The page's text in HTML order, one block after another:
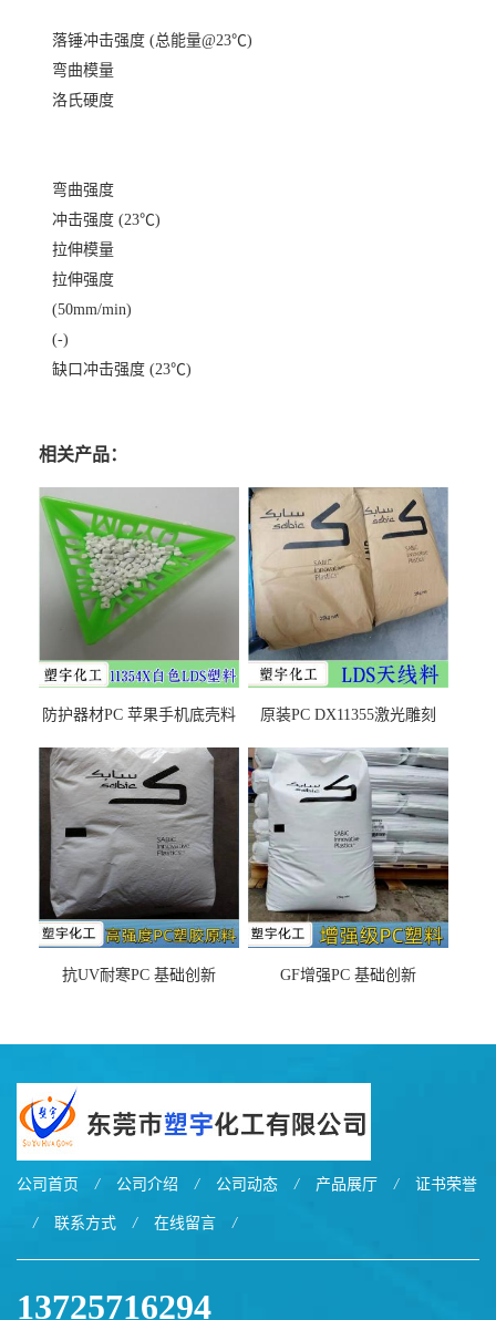
落锤冲击强度 (总能量@23℃)
弯曲模量
洛氏硬度
弯曲强度
冲击强度 (23℃)
拉伸模量
拉伸强度
(50mm/min)
(-)
缺口冲击强度 (23℃)
相关产品：
防护器材PC 苹果手机底壳料
之忧
原装PC DX11355激光雕刻
抗UV耐寒PC 基础创新
GF增强PC 基础创新
公司首页 / 公司介绍 / 公司动态 / 产品展厅 / 证书荣誉
/ 联系方式 / 在线留言 /
13725716294